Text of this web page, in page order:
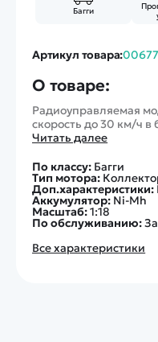
Багги
Артикул товара:
О товаре:
Радиоуправляемая
скорость до 30 км/ч
Читать далее
По классу: Багги
Тип мотора:
Доп.характеристики:
Аккумулятор: Ni-Mh
Масштаб:1:18
По обслуживанию:
Все характеристики